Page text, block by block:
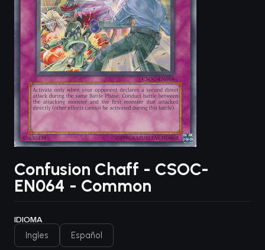
Confusion Chaff - CSOC-
EN064 - Common
IDIOMA
Ingles Español